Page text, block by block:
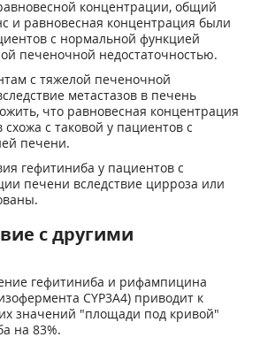
концентрации, общий
и равновесная концентрация были
с нормальной функцией
печеночной недостаточностью.
с тяжелой печеночной
метастазов в печень
что равновесная концентрация
с таковой у пациентов с
печени.
гефитиниба у пациентов с
печени вследствие цирроза или
с другими
гефитиниба и рифампицина
CYP3A4) приводит к
значений "площади под кривой"
на 83%.